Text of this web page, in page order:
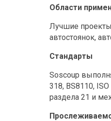
Области
Лучшие проекты
автостоянок,
Стандарты
Soscoup
318, BS8110,
раздела 21 и